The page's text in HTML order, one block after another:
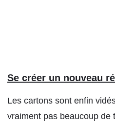
Se créer un nouveau
Les cartons sont enfin
vraiment pas beaucoup de